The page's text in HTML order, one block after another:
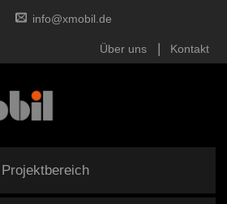
info@xmobil.de
Über uns Kontakt
Projektbereich